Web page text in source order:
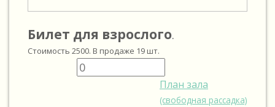
Билет для взрослого.
Стоимость 2500. В продаже 19 шт.
План зала
(свободная рассадка)